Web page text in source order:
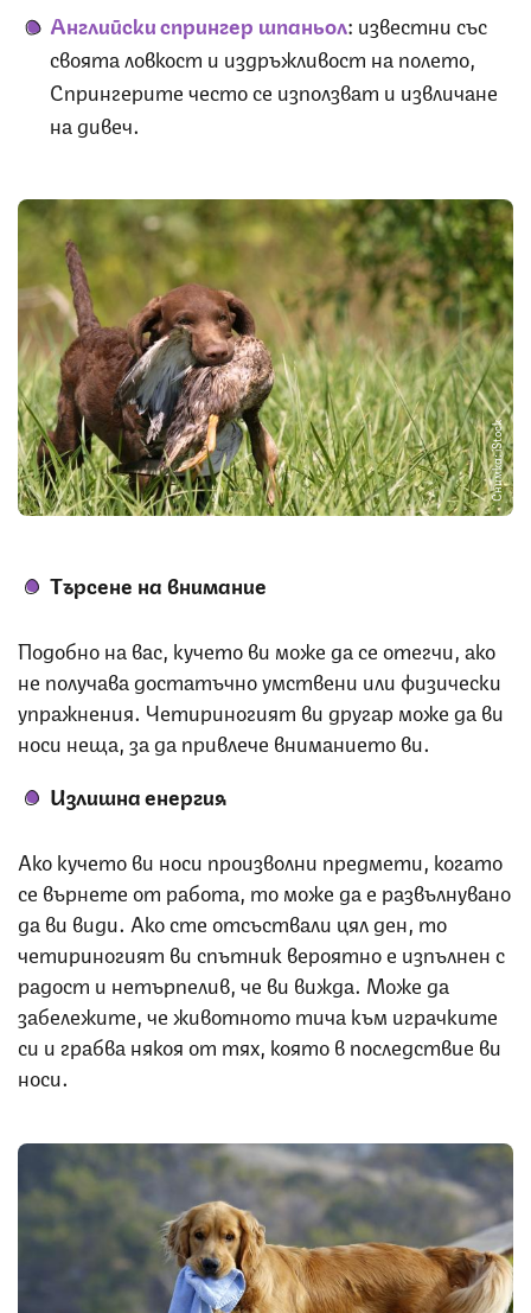
Английски спрингер шпаньол: известни със
своята ловкост и издръжливост на полето,
Спрингерите често се използват и извличане
на дивеч.
Снимка: iStock
Търсене на внимание
Подобно на вас, кучето ви може да се отегчи, ако
не получава достатъчно умствени или физически
упражнения. Четириногият ви другар може да ви
носи неща, за да привлече вниманието ви.
Излишна енергия
Ако кучето ви носи произволни предмети, когато
се върнете от работа, то може да е развълнувано
да ви види. Ако сте отсъствали цял ден, то
четириногият ви спътник вероятно е изпълнен с
радост и нетърпелив, че ви вижда. Може да
забележите, че животното тича към играчките
си и грабва някоя от тях, която в последствие ви
носи.